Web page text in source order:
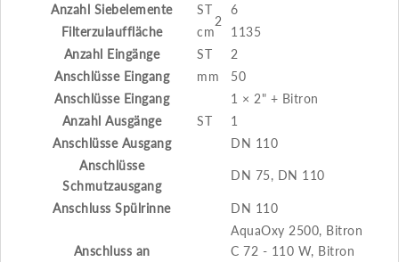
Anzahl Siebelemente
ST
6
Filterzulauffläche
cm
2
1135
Anzahl Eingänge
ST
2
Anschlüsse Eingang
mm
50
Anschlüsse Eingang
1 × 2" + Bitron
Anzahl Ausgänge
ST
1
Anschlüsse Ausgang
DN 110
Anschlüsse
Schmutzausgang
DN 75, DN 110
Anschluss Spülrinne DN 110
Anschluss an
AquaOxy 2500, Bitron
C 72 - 110 W, Bitron